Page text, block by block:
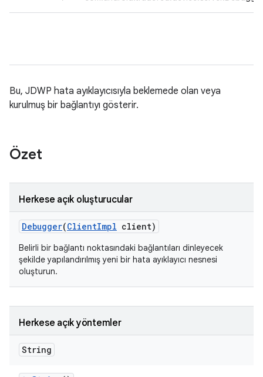
Bu, JDWP hata ayıklayıcısıyla beklemede olan veya
kurulmuş bir bağlantıyı gösterir.
Özet
Herkese açık oluşturucular
Debugger(ClientImpl client)
Belirli bir bağlantı noktasındaki bağlantıları dinleyecek
şekilde yapılandırılmış yeni bir hata ayıklayıcı nesnesi
oluşturun.
Herkese açık yöntemler
String